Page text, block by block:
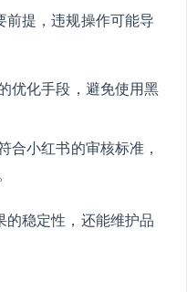
前提，违规操作可能导
优化手段，避免使用黑
合小红书的审核标准，
的稳定性，还能维护品